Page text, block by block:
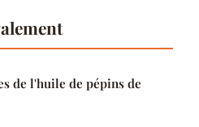
de l'huile de pépins de